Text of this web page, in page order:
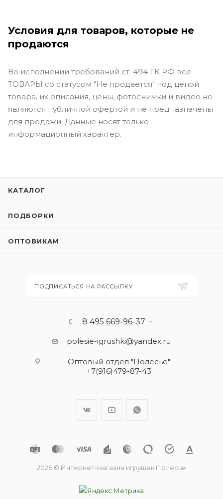
Условия для товаров, которые не
продаются
Во исполнении требований ст. 494 ГК РФ все
ТОВАРЫ со статусом "Не продается" под ценой
товара, их описания, цены, фотоснимки и видео не
являются публичной офертой и не предназначены
для продажи. Данные носят только
информационный характер.
КАТАЛОГ
ПОДБОРКИ
ОПТОВИКАМ
ПОДПИСАТЬСЯ НА РАССЫЛКУ
8 495 669-96-37
polesie-igrushki@yandex.ru
Оптовый отдел "Полесье"
+7(916)479-87-43
2026 © Интернет-магазин игрушек Полесье